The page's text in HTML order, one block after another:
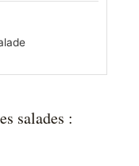
salades :